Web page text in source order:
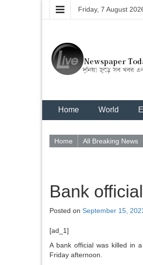
Friday, 7 August
Home World
Home All Breaking News
Bank
Posted on September 15,
[ad_1]
A bank official was killed in
Friday afternoon.